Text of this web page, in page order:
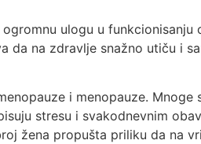
ulogu u
da na zdravlje snažno utiču i
i menopauze.
stresu i svakodnevnim
žena propušta priliku da na